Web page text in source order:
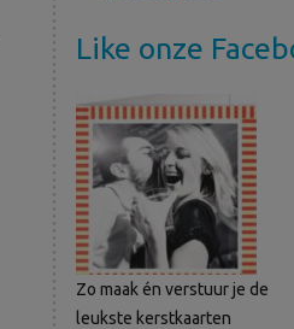
Like onze
Zo maak én verstuur je de
leukste kerstkaarten